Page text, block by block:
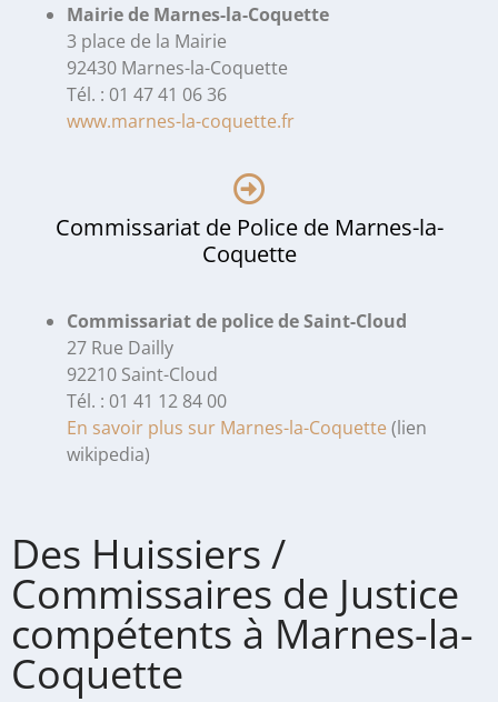
Mairie de Marnes-la-Coquette
3 place de la Mairie
92430 Marnes-la-Coquette
Tél. : 01 47 41 06 36
www.marnes-la-coquette.fr
Commissariat de Police de Marnes-la-
Coquette
Commissariat de police de Saint-Cloud
27 Rue Dailly
92210 Saint-Cloud
Tél. : 01 41 12 84 00
En savoir plus sur Marnes-la-Coquette (lien
wikipedia)
Des Huissiers /
Commissaires de Justice
compétents à Marnes-la-
Coquette